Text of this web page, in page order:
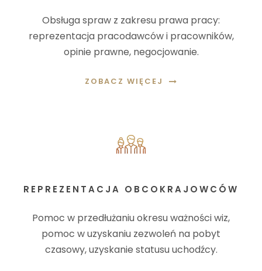
Obsługa spraw z zakresu prawa pracy:
reprezentacja pracodawców i pracowników,
opinie prawne, negocjowanie.
ZOBACZ WIĘCEJ
REPREZENTACJA OBCOKRAJOWCÓW
Pomoc w przedłużaniu okresu ważności wiz,
pomoc w uzyskaniu zezwoleń na pobyt
czasowy, uzyskanie statusu uchodźcy.